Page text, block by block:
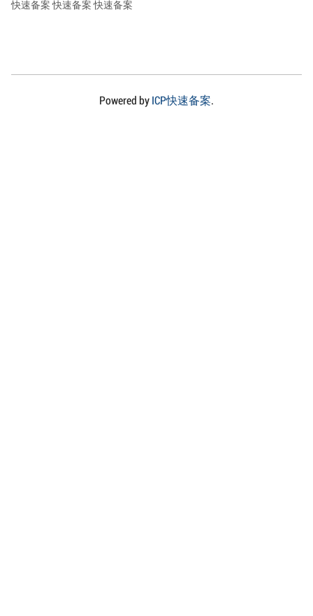
快速备案 快速备案 快速备案
Powered byICP快速备案.